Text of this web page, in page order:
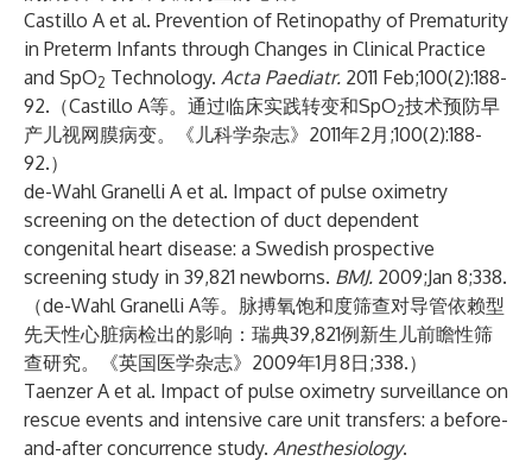
Castillo A et al. Prevention of Retinopathy of Prematurity
in Preterm Infants through Changes in Clinical Practice
and SpO2 Technology. Acta Paediatr. 2011 Feb;100(2):188-
92.（Castillo A等。通过临床实践转变和SpO2技术预防早
产儿视网膜病变。《儿科学杂志》2011年2月;100(2):188-
92.）
de-Wahl Granelli A et al. Impact of pulse oximetry
screening on the detection of duct dependent
congenital heart disease: a Swedish prospective
screening study in 39,821 newborns. BMJ. 2009;Jan 8;338.
（de-Wahl Granelli A等。脉搏氧饱和度筛查对导管依赖型
先天性心脏病检出的影响：瑞典39,821例新生儿前瞻性筛
查研究。《英国医学杂志》2009年1月8日;338.）
Taenzer A et al. Impact of pulse oximetry surveillance on
rescue events and intensive care unit transfers: a before-
and-after concurrence study. Anesthesiology.